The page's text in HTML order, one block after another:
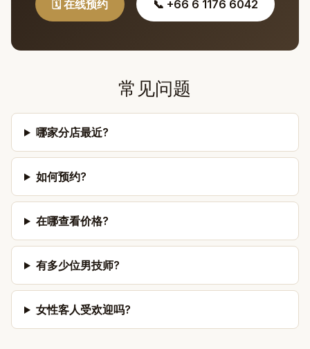
🗓️ 在线预约 📞 +66 6 1176 6042
常见问题
哪家分店最近?
如何预约?
在哪查看价格?
有多少位男技师?
女性客人受欢迎吗?